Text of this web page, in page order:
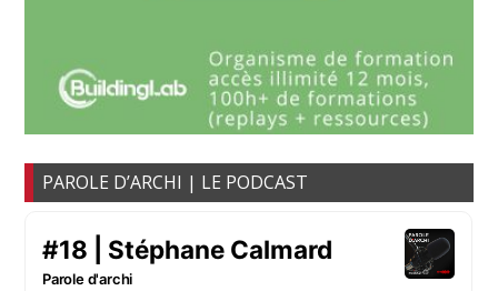
PAROLE D’ARCHI | LE PODCAST